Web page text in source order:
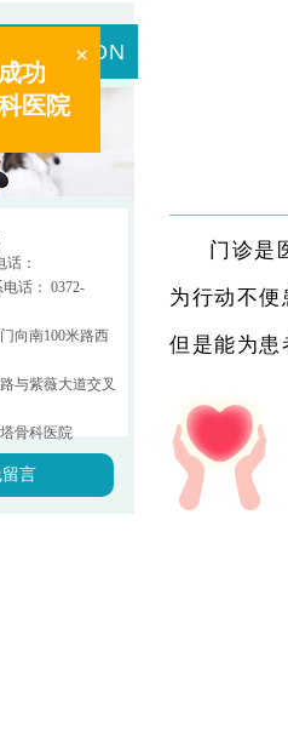
功
医院
×
SITUATION
：
话： 0372-
向南100米路西
与紫薇大道交叉
骨科医院
言
门诊是医
为行动不
但是能为患